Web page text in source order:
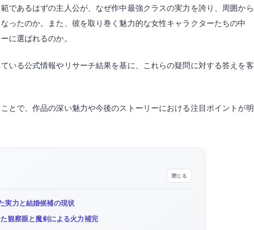
であるはずの主人公が、なぜ作中最強クラスの実力を誇り、周囲から
ったのか。また、彼を取り巻く魅力的な女性キャラクターたちの中
に選ばれるのか。
いる公式情報やリサーチ結果を基に、これらの疑問に対する答えを客
とで、作品の深い魅力や今後のストーリーにおける注目ポイントが明
実力と結婚候補の現状
観察眼と魔剣による火力補完